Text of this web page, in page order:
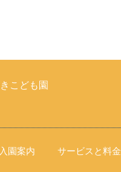
入園案内 サービスと料金